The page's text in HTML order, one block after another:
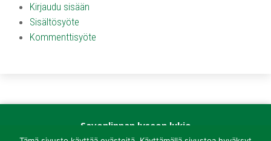
Kirjaudu sisään
Sisältösyöte
Kommenttisyöte
Savonlinnan lyseon lukio